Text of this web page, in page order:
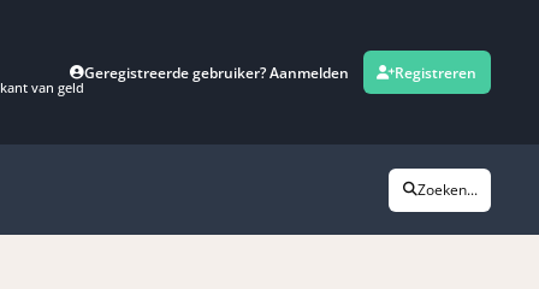
van geld
Geregistreerde gebruiker? Aanmelden Registreren
Zoeken...